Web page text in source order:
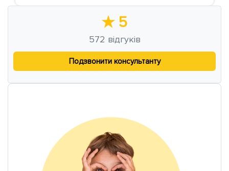
★ 5
572 відгуків
Подзвонити консультанту